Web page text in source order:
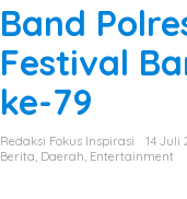
n
d
e
s
Band
Festival
ke-79
Redaksi Fokus Inspirasi
14 Juli
Berita, Daerah, Entertainment